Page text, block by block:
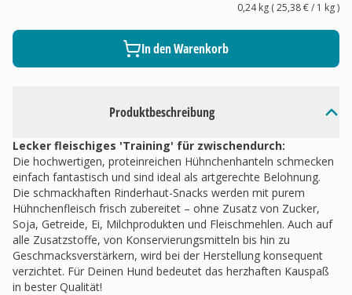
Produktbeschreibung
Lecker fleischiges 'Training' für zwischendurch:
Die hochwertigen, proteinreichen Hühnchenhanteln schmecken
einfach fantastisch und sind ideal als artgerechte Belohnung.
Die schmackhaften Rinderhaut-Snacks werden mit purem
Hühnchenfleisch frisch zubereitet – ohne Zusatz von Zucker,
Soja, Getreide, Ei, Milchprodukten und Fleischmehlen. Auch auf
alle Zusatzstoffe, von Konservierungsmitteln bis hin zu
Geschmacksverstärkern, wird bei der Herstellung konsequent
verzichtet. Für Deinen Hund bedeutet das herzhaften Kauspaß
in bester Qualität!
0,24 kg(25,38 €/ 1 kg)
In den Warenkorb